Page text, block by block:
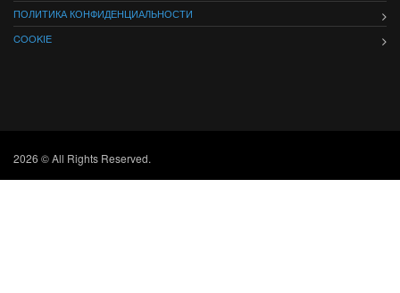
ПОЛИТИКА КОНФИДЕНЦИАЛЬНОСТИ
COOKIE
2026 © All Rights Reserved.